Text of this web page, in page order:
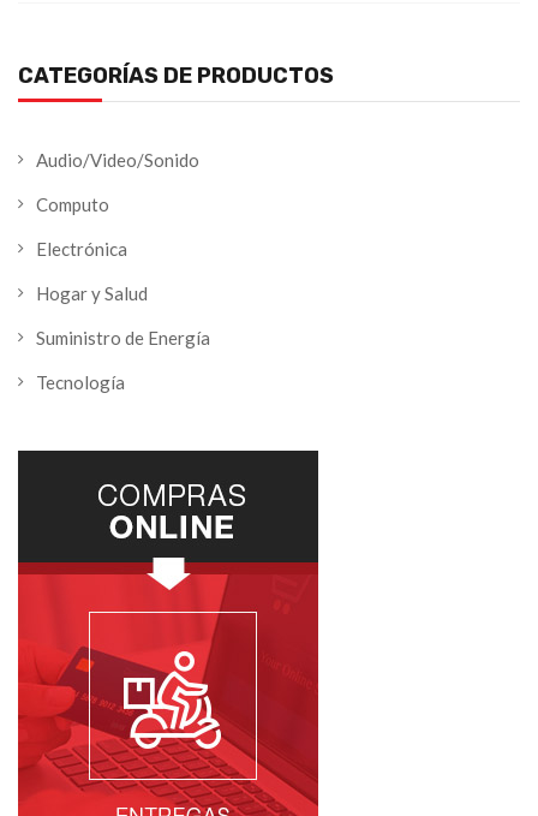
CATEGORÍAS DE PRODUCTOS
Audio/Video/Sonido
Computo
Electrónica
Hogar y Salud
Suministro de Energía
Tecnología